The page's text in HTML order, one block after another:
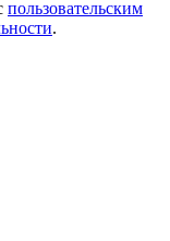
пользовательским
.